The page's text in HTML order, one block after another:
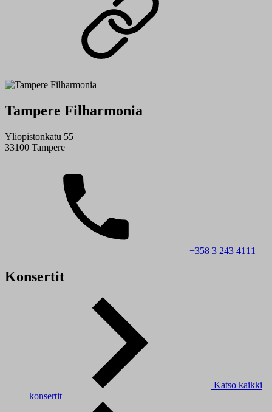
Tampere Filharmonia
Yliopistonkatu 55
33100 Tampere
+358 3 243 4111
Konsertit
Katso kaikki
konsertit